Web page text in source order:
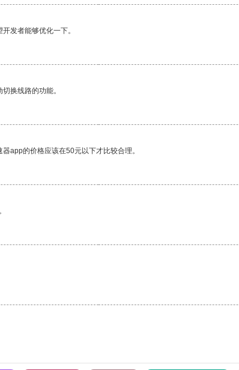
发者能够优化一下。
换线路的功能。
app的价格应该在50元以下才比较合理。